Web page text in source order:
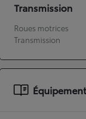
Nouvelle Yaris Cross
Disponible
Transmission
Roues motrices
Transmission